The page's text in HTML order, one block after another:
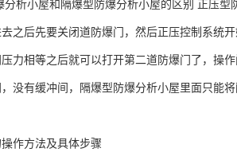
分析小屋和隔爆型防爆分析小屋的区别 正压
之后先要关闭道防爆门，然后正压控制系统
力相等之后就可以打开第二道防爆门了，操
没有缓冲间，隔爆型防爆分析小屋里面只能
作方法及具体步骤